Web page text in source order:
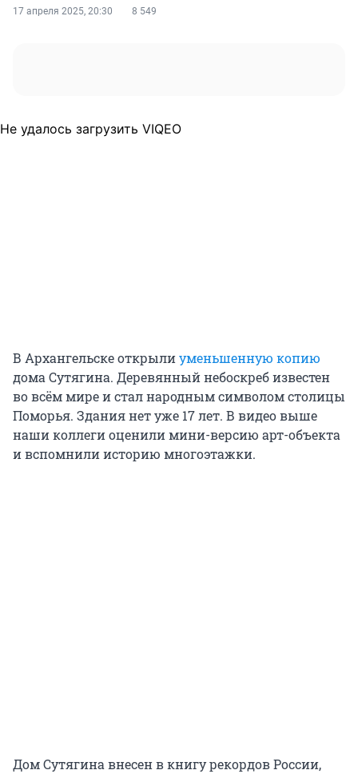
17 апреля 2025, 20:30 8 549
Не удалось загрузить VIQEO
В Архангельске открылиуменьшенную копию
дома Сутягина. Деревянный небоскреб известен
во всём мире и стал народным символом столицы
Поморья. Здания нет уже 17 лет. В видео выше
наши коллеги оценили мини-версию арт-объекта
и вспомнили историю многоэтажки.
Дом Сутягина внесен в книгу рекордов России,